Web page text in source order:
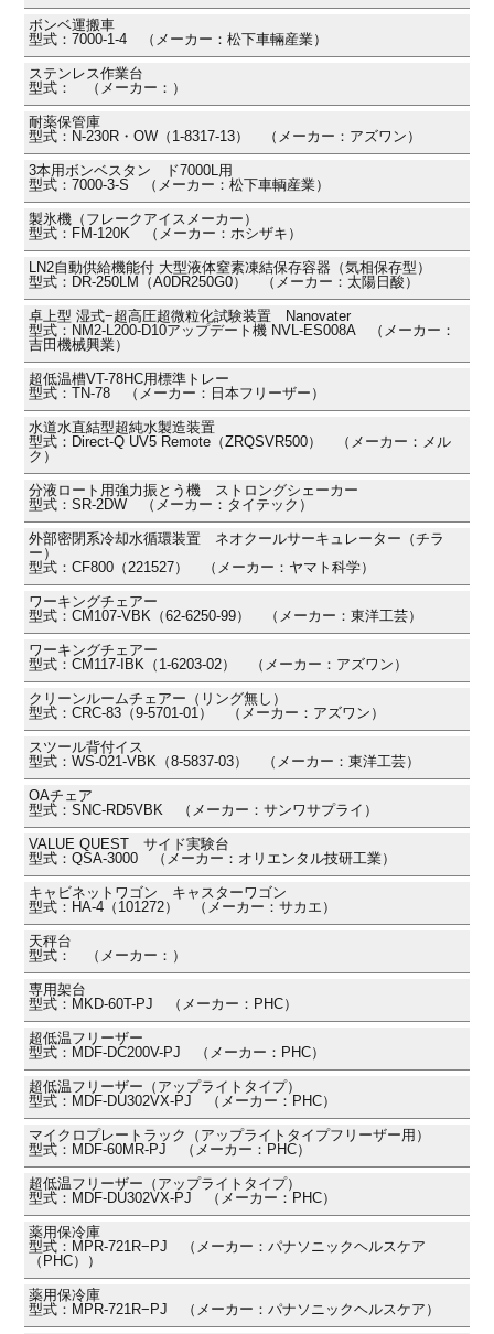
ボンベ運搬車
型式：7000-1-4 （メーカー：松下車輛産業）
ステンレス作業台
型式： （メーカー：）
耐薬保管庫
型式：N-230R・OW（1-8317-13） （メーカー：アズワン）
3本用ボンベスタン ド7000L用
型式：7000-3-S （メーカー：松下車輌産業）
製氷機（フレークアイスメーカー）
型式：FM-120K （メーカー：ホシザキ）
LN2自動供給機能付 大型液体窒素凍結保存容器（気相保存型）
型式：DR-250LM（A0DR250G0） （メーカー：太陽日酸）
卓上型 湿式−超高圧超微粒化試験装置 Nanovater
型式：NM2-L200-D10アップデート機 NVL-ES008A （メーカー：
吉田機械興業）
超低温槽VT-78HC用標準トレー
型式：TN-78 （メーカー：日本フリーザー）
水道水直結型超純水製造装置
型式：Direct-Q UV5 Remote（ZRQSVR500） （メーカー：メル
ク）
分液ロート用強力振とう機 ストロングシェーカー
型式：SR-2DW （メーカー：タイテック）
外部密閉系冷却水循環装置 ネオクールサーキュレーター（チラ
ー）
型式：CF800（221527） （メーカー：ヤマト科学）
ワーキングチェアー
型式：CM107-VBK（62-6250-99） （メーカー：東洋工芸）
ワーキングチェアー
型式：CM117-IBK（1-6203-02） （メーカー：アズワン）
クリーンルームチェアー（リング無し）
型式：CRC-83（9-5701-01） （メーカー：アズワン）
スツール背付イス
型式：WS-021-VBK（8-5837-03） （メーカー：東洋工芸）
OAチェア
型式：SNC-RD5VBK （メーカー：サンワサプライ）
VALUE QUEST サイド実験台
型式：QSA-3000 （メーカー：オリエンタル技研工業）
キャビネットワゴン キャスターワゴン
型式：HA-4（101272） （メーカー：サカエ）
天秤台
型式： （メーカー：）
専用架台
型式：MKD-60T-PJ （メーカー：PHC）
超低温フリーザー
型式：MDF-DC200V-PJ （メーカー：PHC）
超低温フリーザー（アップライトタイプ）
型式：MDF-DU302VX-PJ （メーカー：PHC）
マイクロプレートラック（アップライトタイプフリーザー用）
型式：MDF-60MR-PJ （メーカー：PHC）
超低温フリーザー（アップライトタイプ）
型式：MDF-DU302VX-PJ （メーカー：PHC）
薬用保冷庫
型式：MPR-721R−PJ （メーカー：パナソニックヘルスケア
（PHC））
薬用保冷庫
型式：MPR-721R−PJ （メーカー：パナソニックヘルスケア）